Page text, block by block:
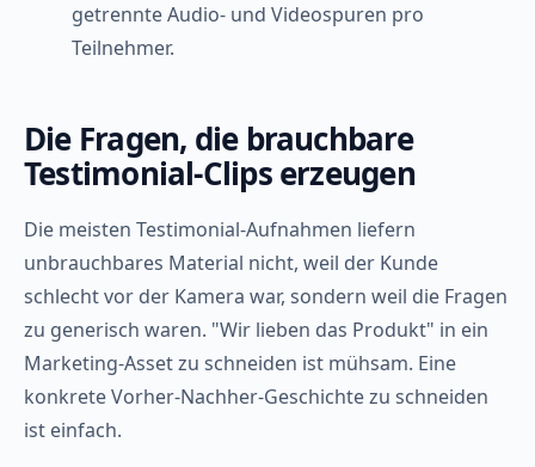
getrennte Audio- und Videospuren pro
Teilnehmer.
Die Fragen, die brauchbare
Testimonial-Clips erzeugen
Die meisten Testimonial-Aufnahmen liefern
unbrauchbares Material nicht, weil der Kunde
schlecht vor der Kamera war, sondern weil die Fragen
zu generisch waren. "Wir lieben das Produkt" in ein
Marketing-Asset zu schneiden ist mühsam. Eine
konkrete Vorher-Nachher-Geschichte zu schneiden
ist einfach.